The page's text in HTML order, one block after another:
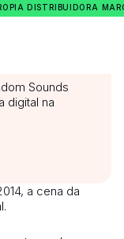
DISTRIBUIDORA
a pirataria
Sounds
digital na
a cena da